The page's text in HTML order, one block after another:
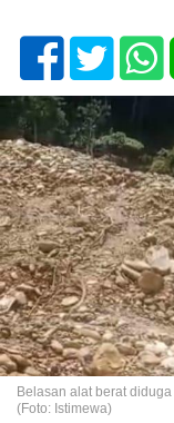
Belasan alat berat
(Foto: Istimewa)